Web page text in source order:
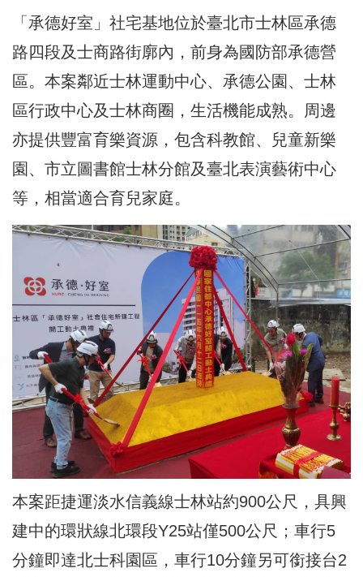
「承德好室」社宅基地位於臺北市士林區承德
路四段及士商路街廓內，前身為國防部承德營
區。本案鄰近士林運動中心、承德公園、士林
區行政中心及士林商圈，生活機能成熟。周邊
亦提供豐富育樂資源，包含科教館、兒童新樂
園、市立圖書館士林分館及臺北表演藝術中心
等，相當適合育兒家庭。
本案距捷運淡水信義線士林站約900公尺，具興
建中的環狀線北環段Y25站僅500公尺；車行5
分鐘即達北士科園區，車行10分鐘另可銜接台2